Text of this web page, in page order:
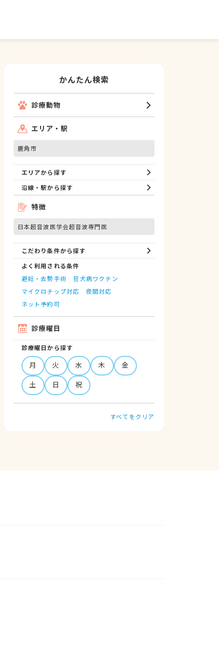
かんたん検索
診療動物
エリア・駅
鹿角市
エリアから探す
沿線・駅から探す
特徴
日本超音波医学会超音波専門医
こだわり条件から探す
よく利用される条件
避妊・去勢手術
狂犬病ワクチン
マイクロチップ対応
夜間対応
ネット予約可
診療曜日
診療曜日から探す
月 火 水 木
金
土
日 祝
すべてをクリア